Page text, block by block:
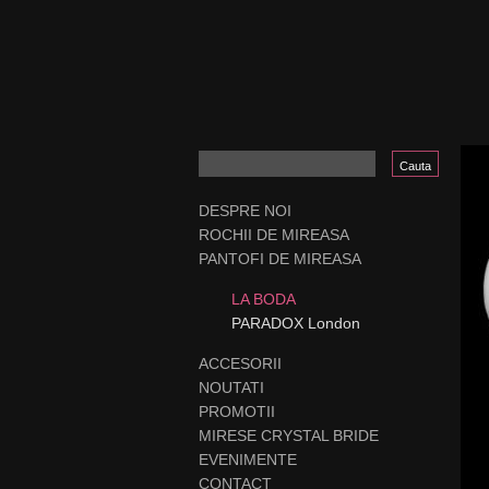
DESPRE NOI
ROCHII DE MIREASA
PANTOFI DE MIREASA
LA BODA
PARADOX London
ACCESORII
NOUTATI
PROMOTII
MIRESE CRYSTAL BRIDE
EVENIMENTE
CONTACT